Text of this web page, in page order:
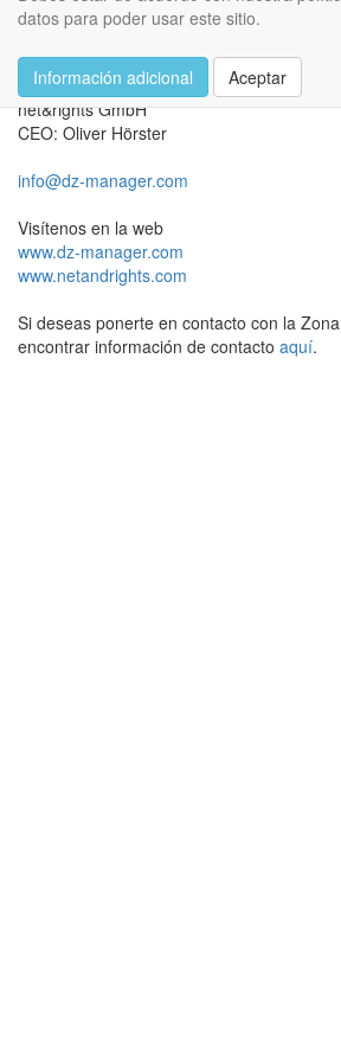
datos para poder usar este sitio.
Información adicional Aceptar
Ponerse en contacto con
DZ-ManagerTM
net&rights GmbH
CEO: Oliver Hörster
info@dz-manager.com
Visítenos en la web
www.dz-manager.com
www.netandrights.com
Si deseas ponerte en contacto con la
encontrar información de contacto aquí.